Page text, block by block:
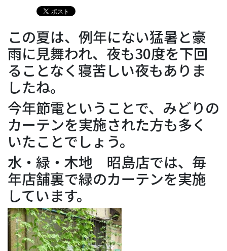
この夏は、例年にない猛暑と豪
雨に見舞われ、夜も30度を下回
ることなく寝苦しい夜もありま
したね。
今年節電ということで、みどりの
カーテンを実施された方も多く
いたことでしょう。
水・緑・木地 昭島店では、毎
年店舗裏で緑のカーテンを実施
しています。